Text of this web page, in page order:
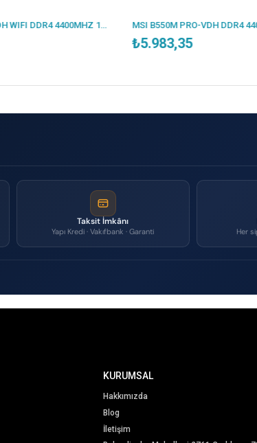
MSI B550M PRO-VDH WIFI DDR4 4400MHZ 1XVGA 1XHDMI 1XDP 2XM.2 USB 3.2 MATX AM4 (AMD 5000/4000G/3000 SERİLERİ İLE UYUMLU)
₺5.983,35
Taksit İmkânı
Yapı Kredi · Vakıfbank · Garanti Her
KURUMSAL
Hakkımızda
Blog
İletişim